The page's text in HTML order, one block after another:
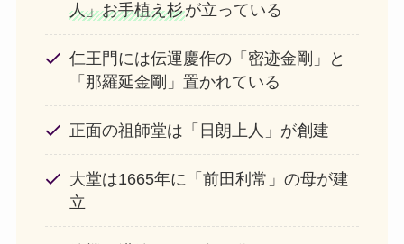
人」お手植え杉が立っている
仁王門には伝運慶作の「密迹金剛」と
「那羅延金剛」置かれている
正面の祖師堂は「日朗上人」が創建
大堂は1665年に「前田利常」の母が建
立